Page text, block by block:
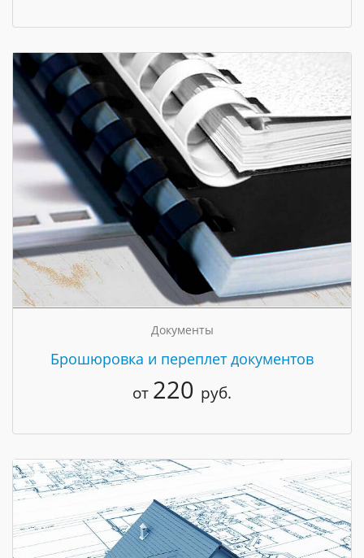
Документы
Брошюровка и переплет документов
от 220 руб.